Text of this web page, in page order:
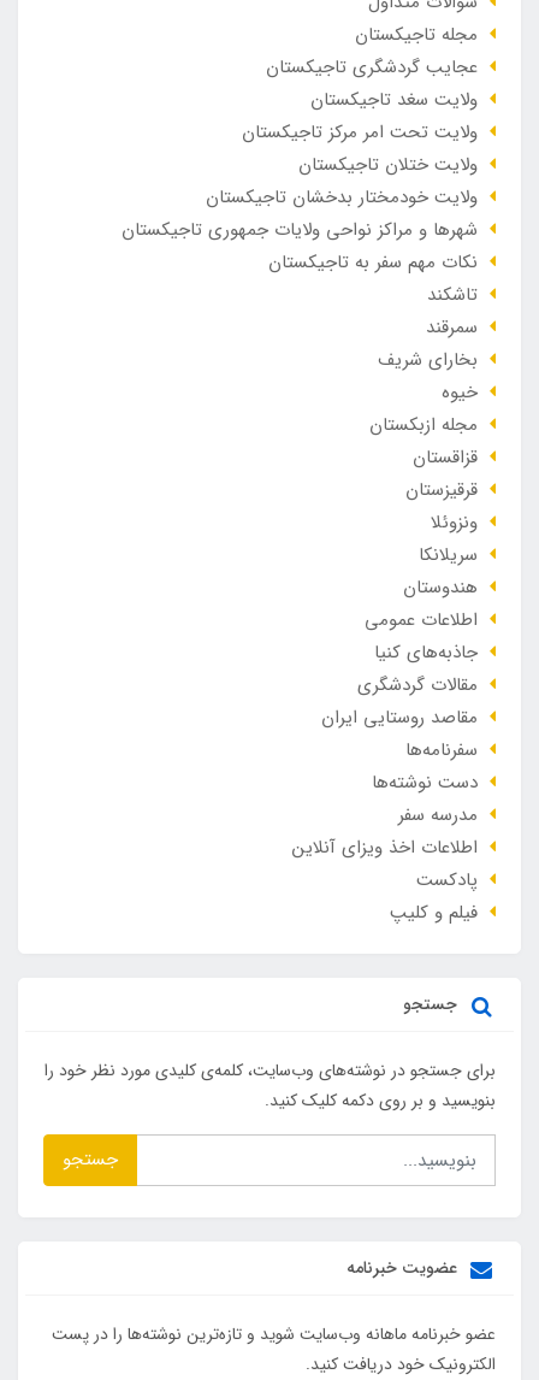
مجله تاجیکستان
عجایب گردشگری تاجیکستان
ولایت سغد تاجیکستان
ولایت تحت امر مرکز تاجیکستان
ولایت ختلان تاجیکستان
ولایت خودمختار بدخشان تاجیکستان
شهرها و مراکز نواحی ولایات جمهوری تاجیکستان
نکات مهم سفر به تاجیکستان
تاشکند
سمرقند
بخارای شریف
خیوه
مجله ازبکستان
قزاقستان
قرقیزستان
ونزوئلا
سریلانکا
هندوستان
اطلاعات عمومی
جاذبه‌های کنیا
مقالات گردشگری
مقاصد روستایی ایران
سفرنامه‌ها
دست نوشته‌ها
مدرسه سفر
اطلاعات اخذ ویزای آنلاین
پادکست
فیلم و کلیپ
جستجو
برای جستجو در نوشته‌های وب‌سایت، کلمه‌ی کلیدی مورد نظر خود را
بنویسید و بر روی دکمه کلیک کنید.
جستجو
عضویت خبرنامه
عضو خبرنامه ماهانه وب‌سایت شوید و تازه‌ترین نوشته‌ها را در پست
الکترونیک خود دریافت کنید.